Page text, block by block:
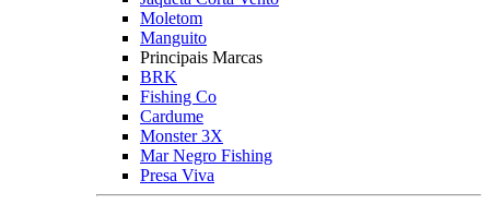
Moletom
Manguito
Principais Marcas
BRK
Fishing Co
Cardume
Monster 3X
Mar Negro Fishing
Presa Viva